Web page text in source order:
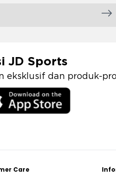
JD Sports
eksklusif dan produk-
Care